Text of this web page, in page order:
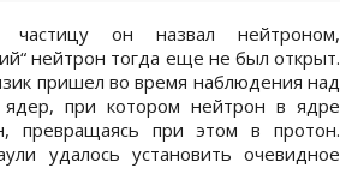
частицу он назвал нейтроном,
нейтрон тогда еще не был открыт.
пришел во время наблюдения над
ядер, при котором нейтрон в ядре
превращаясь при этом в протон.
удалось установить очевидное